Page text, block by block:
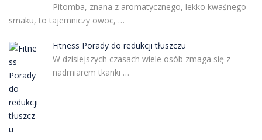
Pitomba, znana z aromatycznego, lekko kwaśnego
smaku, to tajemniczy owoc, …
Fitness Porady do redukcji tłuszczu
W dzisiejszych czasach wiele osób zmaga się z
nadmiarem tkanki …